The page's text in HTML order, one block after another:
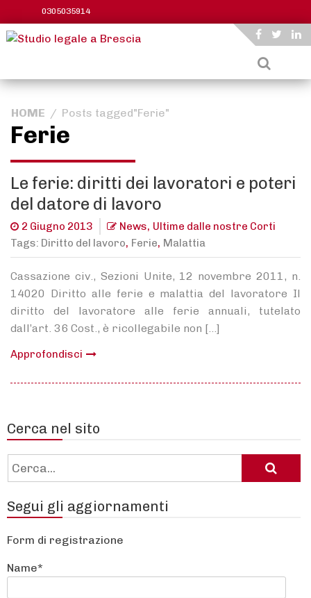
to
content
0305035914
HOME / Posts tagged"Ferie"
Ferie
Le ferie: diritti dei lavoratori e poteri
del datore di lavoro
2 Giugno 2013 News, Ultime dalle nostre Corti
Tags: Diritto del lavoro, Ferie, Malattia
Cassazione civ., Sezioni Unite, 12 novembre 2011, n.
14020 Diritto alle ferie e malattia del lavoratore Il
diritto del lavoratore alle ferie annuali, tutelato
dall’art. 36 Cost., è ricollegabile non […]
Approfondisci
Cerca nel sito
Cerca:
Segui gli aggiornamenti
Form di registrazione
Name*